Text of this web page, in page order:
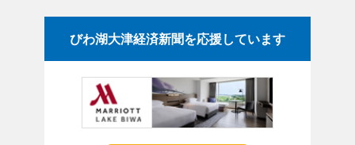
びわ湖大津経済新聞を応援しています